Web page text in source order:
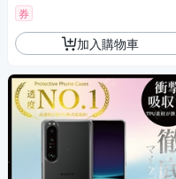
券
加入購物車